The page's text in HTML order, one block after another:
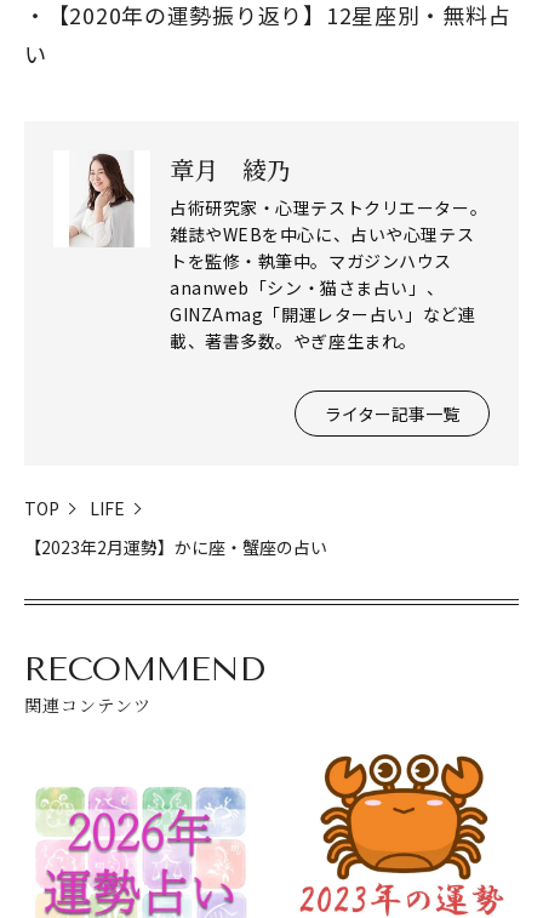
【2020年の運勢振り返り】12星座別・無料占
い
章月 綾乃
占術研究家・心理テストクリエーター。
雑誌やWEBを中心に、占いや心理テス
トを監修・執筆中。マガジンハウス
ananweb「シン・猫さま占い」、
GINZAmag「開運レター占い」など連
載、著書多数。やぎ座生まれ。
ライター記事一覧
TOP
LIFE
【2023年2月運勢】かに座・蟹座の占い
RECOMMEND
関連コンテンツ